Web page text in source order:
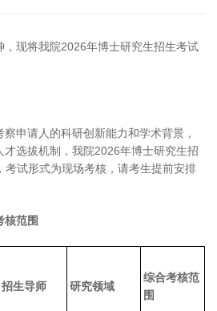
，现将我院2026年博士研究生招生考试
申请人的科研创新能力和学术背景，
选拔机制，我院2026年博士研究生招
考试形式为现场考核，请考生提前安排
核范围
招生导师 研究领域
综合考核范
围